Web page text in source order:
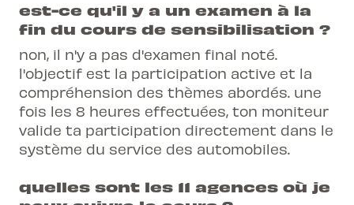
est-ce qu'il y a un examen à la
fin du cours de sensibilisation ?
non, il n'y a pas d'examen final noté.
l'objectif est la participation active et la
compréhension des thèmes abordés. une
fois les 8 heures effectuées, ton moniteur
valide ta participation directement dans le
système du service des automobiles.
quelles sont les 11 agences où je